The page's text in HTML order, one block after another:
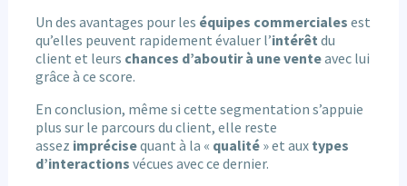
Un des avantages pour les équipes commerciales est
qu’elles peuvent rapidement évaluer l’intérêt du
client et leurs chances d’aboutir à une venteavec lui
grâce à ce score.
En conclusion, même si cette segmentation s’appuie
plus sur le parcours du client, elle reste
assez imprécisequant à la « qualité» et aux types
d’interactions vécues avec ce dernier.